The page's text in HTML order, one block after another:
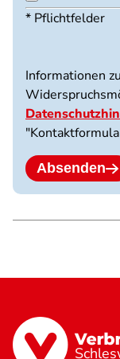
Maximal
möglich.
10
MB
Limit.
Erlaubte
jpg
jpeg
pdf.
* Pflichtfelder
Informationen
Absenden